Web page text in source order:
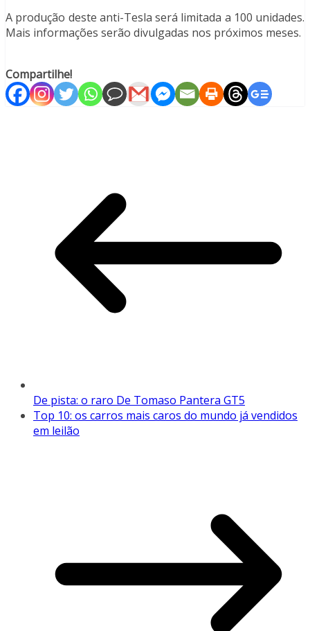
A produção deste anti-Tesla será limitada a 100 unidades.
Mais informações serão divulgadas nos próximos meses.
Compartilhe!
De pista: o raro De Tomaso Pantera GT5
Top 10: os carros mais caros do mundo já vendidos
em leilão